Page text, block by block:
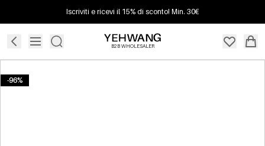
Iscriviti e ricevi il 15% di sconto! Min. 30€
B2B WHOLESALER
-96%